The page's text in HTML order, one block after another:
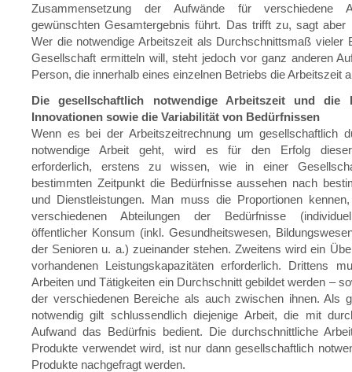
Zusammensetzung der Aufwände für verschiedene
gewünschten Gesamtergebnis führt. Das trifft zu, sagt aber
Wer die notwendige Arbeitszeit als Durchschnittsmaß vieler
Gesellschaft ermitteln will, steht jedoch vor ganz anderen
Person, die innerhalb eines einzelnen Betriebs die Arbeitszeit
Die gesellschaftlich notwendige Arbeitszeit und die
Innovationen sowie die Variabilität von Bedürfnissen
Wenn es bei der Arbeitszeitrechnung um gesellschaftlich
notwendige Arbeit geht, wird es für den Erfolg dieser
erforderlich, erstens zu wissen, wie in einer
bestimmten Zeitpunkt die Bedürfnisse aussehen nach
und Dienstleistungen. Man muss die Proportionen
verschiedenen Abteilungen der Bedürfnisse
öffentlicher Konsum (inkl. Gesundheitswesen,
der Senioren u. a.) zueinander stehen. Zweitens wird ein
vorhandenen Leistungskapazitäten erforderlich. Drittens
Arbeiten und Tätigkeiten ein Durchschnitt gebildet werden –
der verschiedenen Bereiche als auch zwischen ihnen. Als
notwendig gilt schlussendlich diejenige Arbeit, die mit
Aufwand das Bedürfnis bedient. Die durchschnittliche
Produkte verwendet wird, ist nur dann gesellschaftlich
Produkte nachgefragt werden.